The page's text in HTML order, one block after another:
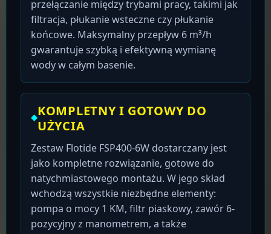
przełączanie między trybami pracy, takimi jak
filtracja, płukanie wsteczne czy płukanie
końcowe. Maksymalny przepływ 6 m³/h
gwarantuje szybką i efektywną wymianę
wody w całym basenie.
KOMPLETNY I GOTOWY DO
UŻYCIA
Zestaw Flotide FSP400-6W dostarczany jest
jako kompletne rozwiązanie, gotowe do
natychmiastowego montażu. W jego skład
wchodzą wszystkie niezbędne elementy:
pompa o mocy 1 KM, filtr piaskowy, zawór 6-
pozycyjny z manometrem, a także